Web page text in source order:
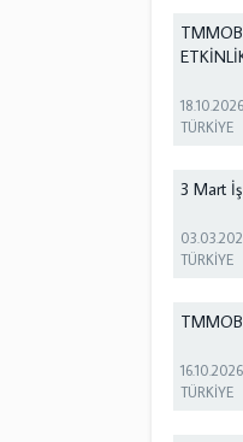
18.10.2026
TÜRKİYE
3 Mart
TÜRKİYE
16.10.2026
TÜRKİYE